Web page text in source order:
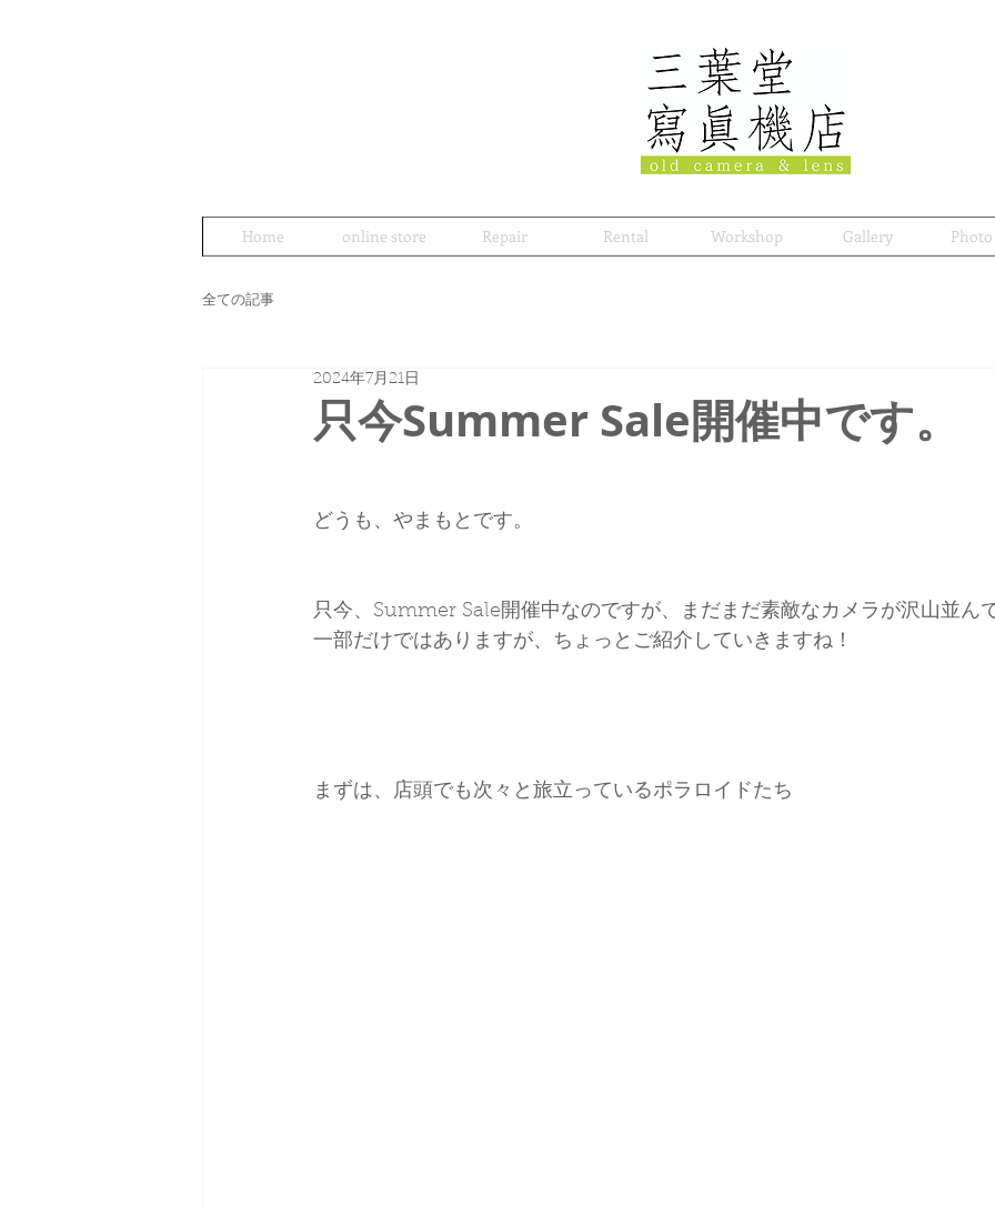
Home online store Repair Rental Workshop Gallery
全ての記事
只今Summer Sale開催中です。
2024年7月21日
どうも、やまもとです。
只今、Summer Sale開催中なのですが、まだまだ素敵なカメラが沢山並ん
一部だけではありますが、ちょっとご紹介していきますね！
まずは、店頭でも次々と旅立っているポラロイドたち